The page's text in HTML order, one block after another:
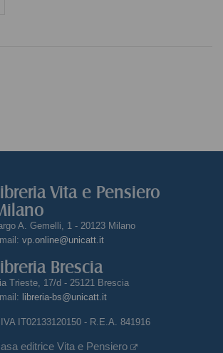
Vita e Pensiero
A. Gemelli, 1 - 20123 Milano
vp.online@unicatt.it
Brescia
Trieste, 17/d - 25121 Brescia
libreria-bs@unicatt.it
IT02133120150 - R.E.A. 841916
editrice Vita e Pensiero